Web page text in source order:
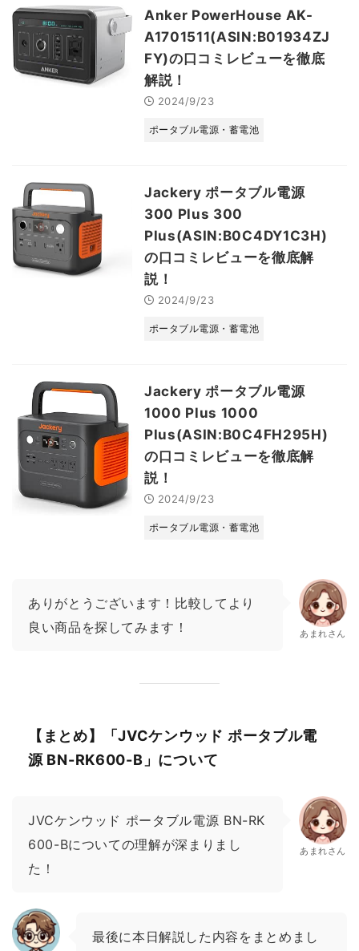
Anker PowerHouse AK-
A1701511(ASIN:B01934ZJ
FY)の口コミレビューを徹底
解説！
2024/9/23
ポータブル電源・蓄電池
Jackery ポータブル電源
300 Plus 300
Plus(ASIN:B0C4DY1C3H)
の口コミレビューを徹底解
説！
2024/9/23
ポータブル電源・蓄電池
Jackery ポータブル電源
1000 Plus 1000
Plus(ASIN:B0C4FH295H)
の口コミレビューを徹底解
説！
2024/9/23
ポータブル電源・蓄電池
ありがとうございます！比較してより
良い商品を探してみます！
あまれさん
【まとめ】「JVCケンウッド ポータブル電
源 BN-RK600-B」について
JVCケンウッド ポータブル電源 BN-RK
600-Bについての理解が深まりまし
た！
あまれさん
最後に本日解説した内容をまとめまし